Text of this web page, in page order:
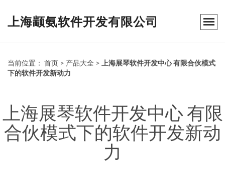
上海颛氨软件开发有限公司
当前位置： 首页 > 产品大全 >
上海展琴软件开发中心 有限合伙模式
下的软件开发新动力
上海展琴软件开发中心 有限
合伙模式下的软件开发新动
力